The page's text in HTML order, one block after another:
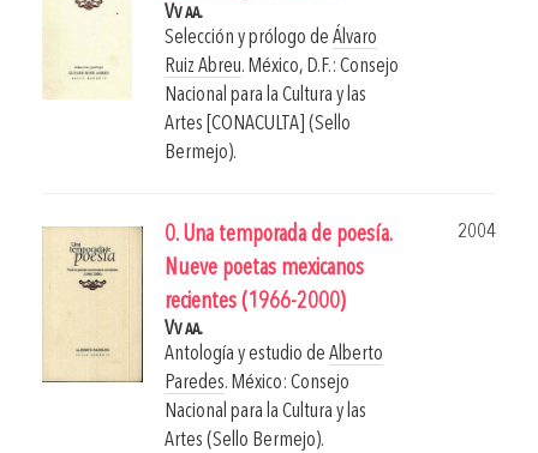
Vv aa.
Selección y prólogo de Álvaro
Ruiz Abreu. México, D.F.: Consejo
Nacional para la Cultura y las
Artes [CONACULTA] (Sello
Bermejo).
0. Una temporada de poesía.
Nueve poetas mexicanos
recientes (1966-2000)
2004
Vv aa.
Antología y estudio de Alberto
Paredes. México: Consejo
Nacional para la Cultura y las
Artes (Sello Bermejo).